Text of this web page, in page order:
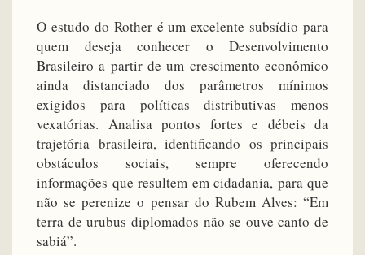
O estudo do Rother é um excelente subsídio para
quem deseja conhecer o Desenvolvimento
Brasileiro a partir de um crescimento econômico
ainda distanciado dos parâmetros mínimos
exigidos para políticas distributivas menos
vexatórias. Analisa pontos fortes e débeis da
trajetória brasileira, identificando os principais
obstáculos sociais, sempre oferecendo
informações que resultem em cidadania, para que
não se perenize o pensar do Rubem Alves: “Em
terra de urubus diplomados não se ouve canto de
sabiá”.